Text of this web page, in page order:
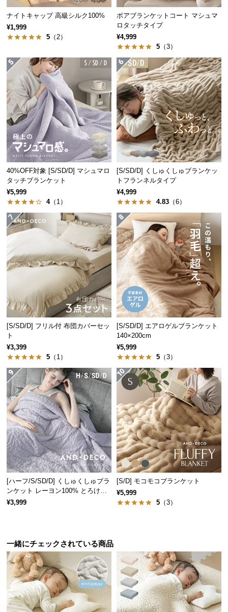
入
経
路
に
て
返
品・
キ
ャ
ン
セ
ル
に
つ
い
て
証
に
て
会
規
約
に
つ
い
て
お
客
様
サ
ポ
ー
お
知
ナイトキャップ 高級シルク100%
¥1,999
5 （2）
ボアブランケットコート マシュマ
ロタッチタイプ
¥4,999
5 （3）
40%OFF対象 [S/SD/D] マシュマロ
タッチブランケット
¥5,999
4（1）
[S/SD/D] くしゅくしゅブランケッ
トフランネルタイプ
¥4,999
4.83 （6）
[S/SD/D] フリル付 布団カバーセッ
ト
¥3,399
5 （1）
[S/SD/D] エアロゲルブランケット
140×200cm
¥5,999
5 （3）
[ハーフ/S/SD/D] くしゅくしゅブラ
ンケット レーヨン100% とろける
肌触り
¥3,999
[S/D] モコモコブランケット
¥5,999
5 （3）
一緒にチェックされている商品